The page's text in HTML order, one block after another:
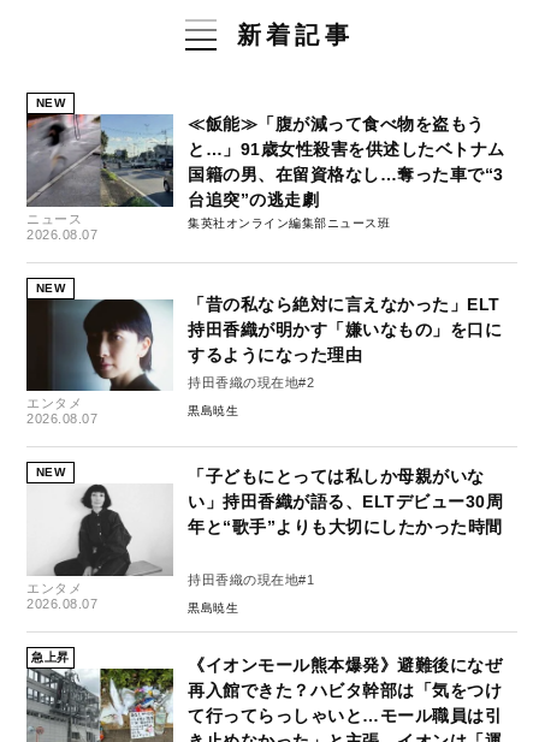
新着記事
NEW
ニュース
2026.08.07
≪飯能≫「腹が減って食べ物を盗もう
と…」91歳女性殺害を供述したベトナム
国籍の男、在留資格なし…奪った車で“3
台追突”の逃走劇
集英社オンライン編集部ニュース班
NEW
エンタメ
2026.08.07
「昔の私なら絶対に言えなかった」ELT
持田香織が明かす「嫌いなもの」を口に
するようになった理由
持田香織の現在地#2
黒島暁生
NEW
エンタメ
2026.08.07
「子どもにとっては私しか母親がいな
い」持田香織が語る、ELTデビュー30周
年と“歌手”よりも大切にしたかった時間
持田香織の現在地#1
黒島暁生
急上昇
《イオンモール熊本爆発》避難後になぜ
再入館できた？ハビタ幹部は「気をつけ
て行ってらっしゃいと…モール職員は引